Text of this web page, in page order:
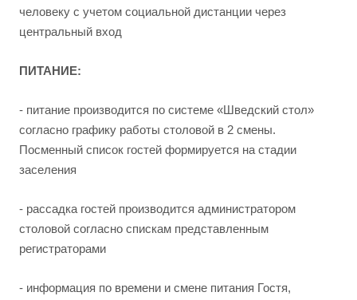
человеку с учетом социальной дистанции через
центральный вход
ПИТАНИЕ:
- питание производится по системе «Шведский стол»
согласно графику работы столовой в 2 смены.
Посменный список гостей формируется на стадии
заселения
- рассадка гостей производится администратором
столовой согласно спискам представленным
регистраторами
- информация по времени и смене питания Гостя,